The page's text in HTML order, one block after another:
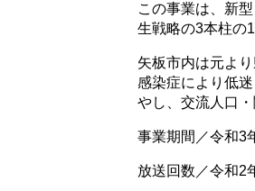
この事業は、新
生戦略の3本柱の
矢板市内は元よ
感染症により低
やし、交流人口
事業期間／令和3
放送回数／令和2